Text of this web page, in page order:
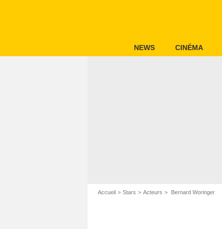
NEWS CINÉMA
Accueil Stars Acteurs Bernard Woringer